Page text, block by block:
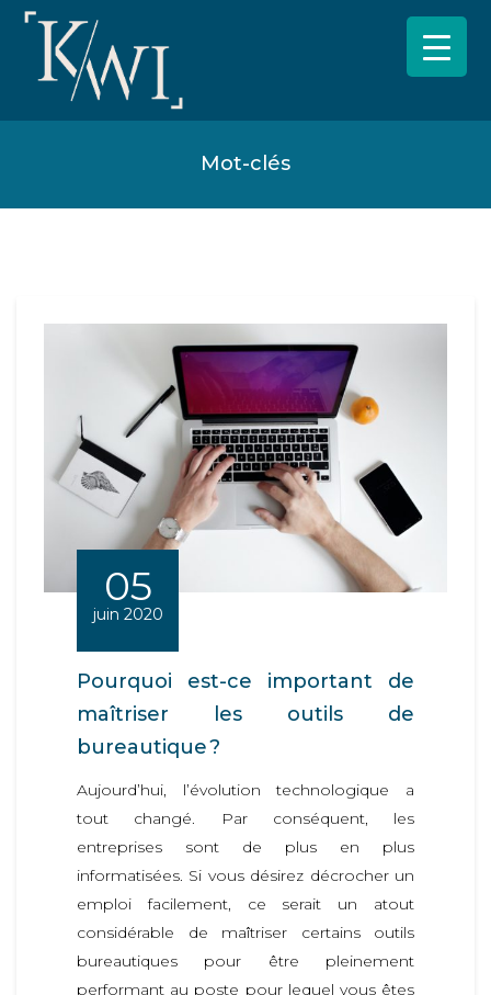
Mot-clés
05
juin 2020
Pourquoi est-ce important de
maîtriser les outils de
bureautique ?
Aujourd’hui, l’évolution technologique a
tout changé. Par conséquent, les
entreprises sont de plus en plus
informatisées. Si vous désirez décrocher un
emploi facilement, ce serait un atout
considérable de maîtriser certains outils
bureautiques pour être pleinement
performant au poste pour lequel vous êtes